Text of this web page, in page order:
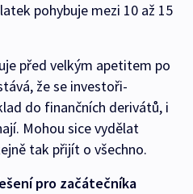
pohybuje mezi 10 až 15
před velkým apetitem po
že se investoři-
do finančních derivátů, i
Mohou sice vydělat
tak přijít o všechno.
pro začátečníka